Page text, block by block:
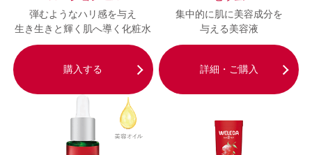
弾むようなハリ感を与え
生き生きと輝く肌へ導く化粧水
購入する
集中的に肌に美容成分を
与える美容液
詳細・ご購入